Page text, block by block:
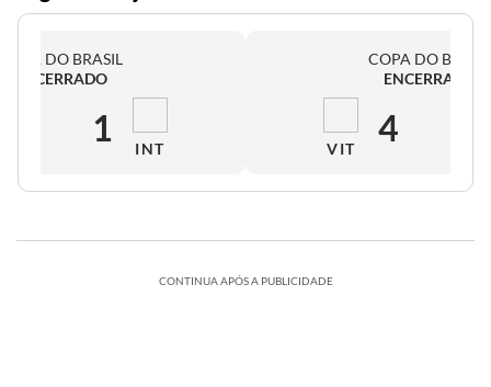
DO BRASIL
ENCERRADO
1 INT
COPA DO
ENCERRADO
VIT 4
CONTINUA APÓS A PUBLICIDADE